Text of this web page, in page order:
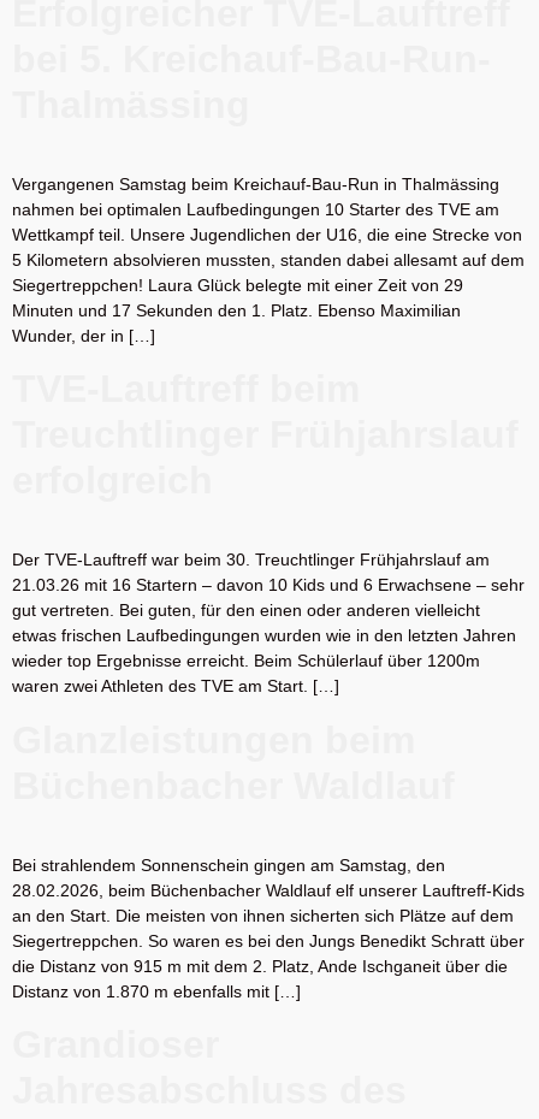
Vergangenen Samstag beim Kreichauf-Bau-Run in Thalmässing
nahmen bei optimalen Laufbedingungen 10 Starter des TVE am
Wettkampf teil. Unsere Jugendlichen der U16, die eine Strecke von
5 Kilometern absolvieren mussten, standen dabei allesamt auf dem
Siegertreppchen! Laura Glück belegte mit einer Zeit von 29
Minuten und 17 Sekunden den 1. Platz. Ebenso Maximilian
Wunder, der in […]
Der TVE-Lauftreff war beim 30. Treuchtlinger Frühjahrslauf am
21.03.26 mit 16 Startern – davon 10 Kids und 6 Erwachsene – sehr
gut vertreten. Bei guten, für den einen oder anderen vielleicht
etwas frischen Laufbedingungen wurden wie in den letzten Jahren
wieder top Ergebnisse erreicht. Beim Schülerlauf über 1200m
waren zwei Athleten des TVE am Start. […]
Bei strahlendem Sonnenschein gingen am Samstag, den
28.02.2026, beim Büchenbacher Waldlauf elf unserer Lauftreff-Kids
an den Start. Die meisten von ihnen sicherten sich Plätze auf dem
Siegertreppchen. So waren es bei den Jungs Benedikt Schratt über
die Distanz von 915 m mit dem 2. Platz, Ande Ischganeit über die
Distanz von 1.870 m ebenfalls mit […]